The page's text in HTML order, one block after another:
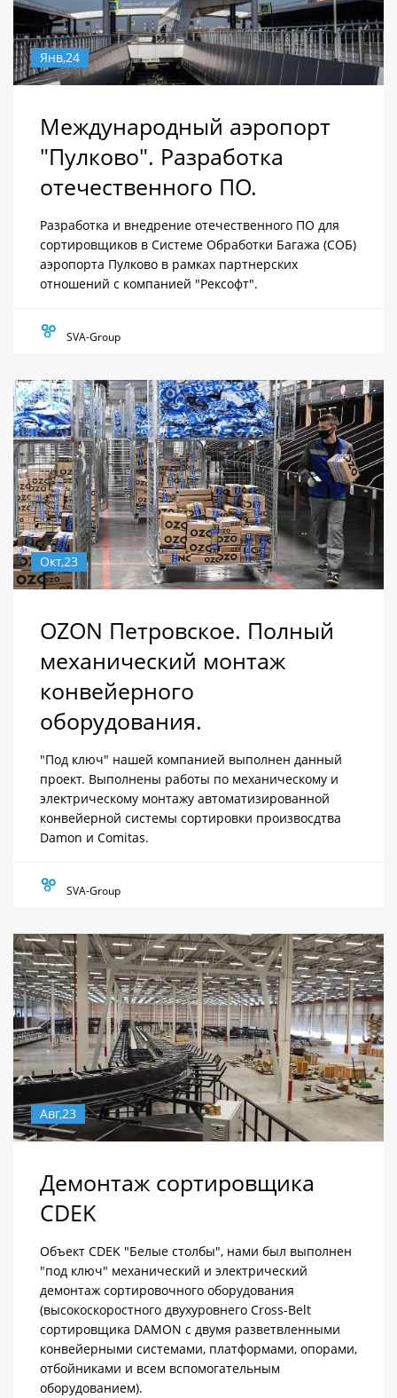
Янв,24
Международный аэропорт
"Пулково". Разработка
отечественного ПО.
Разработка и внедрение отечественного ПО для
сортировщиков в Системе Обработки Багажа (СОБ)
аэропорта Пулково в рамках партнерских
отношений с компанией "Рексофт".
SVA-Group
Окт,23
OZON Петровское. Полный
механический монтаж
конвейерного
оборудования.
"Под ключ" нашей компанией выполнен данный
проект. Выполнены работы по механическому и
электрическому монтажу автоматизированной
конвейерной системы сортировки произвосдтва
Damon и Comitas.
SVA-Group
Авг,23
Демонтаж сортировщика
CDEK
Объект CDEK "Белые столбы", нами был выполнен
"под ключ" механический и электрический
демонтаж сортировочного оборудования
(высокоскоростного двухуровнего Cross-Belt
сортировщика DAMON с двумя разветвленными
конвейерными системами, платформами, опорами,
отбойниками и всем вспомогательным
оборудованием).